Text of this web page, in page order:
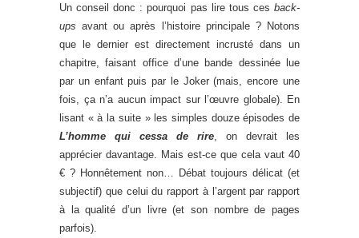
Un conseil donc : pourquoi pas lire tous ces back-
ups avant ou après l’histoire principale ? Notons
que le dernier est directement incrusté dans un
chapitre, faisant office d’une bande dessinée lue
par un enfant puis par le Joker (mais, encore une
fois, ça n’a aucun impact sur l’œuvre globale). En
lisant « à la suite » les simples douze épisodes de
L’homme qui cessa de rire , on devrait les
apprécier davantage. Mais est-ce que cela vaut 40
€ ? Honnêtement non… Débat toujours délicat (et
subjectif) que celui du rapport à l’argent par rapport
à la qualité d’un livre (et son nombre de pages
parfois).